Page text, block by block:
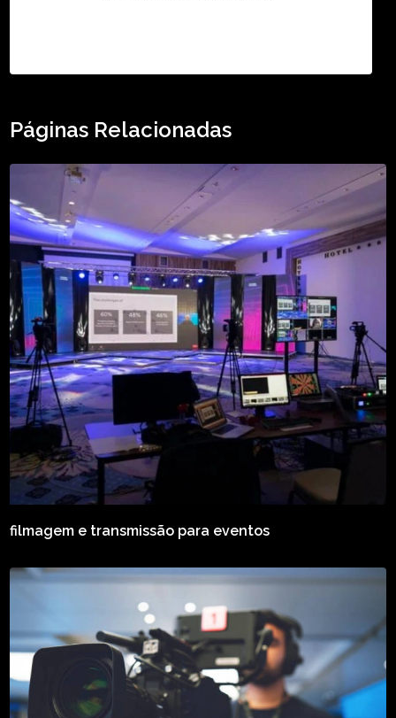
Páginas Relacionadas
filmagem e transmissão para eventos